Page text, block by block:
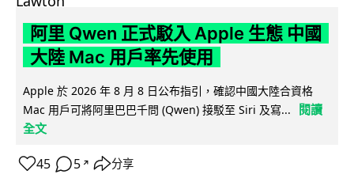
阿里 Qwen 正式駁入 Apple 生態 中國
大陸 Mac 用戶率先使用
Apple 於 2026 年 8 月 8 日公布指引，確認中國大陸合資格
Mac 用戶可將阿里巴巴千問 (Qwen) 接駁至 Siri 及寫...
閱讀
全文
45 5 ↗ 分享